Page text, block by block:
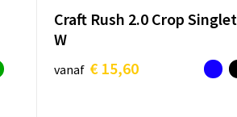
Craft Rush 2.0 Crop Singlet
W
vanaf € 15,60